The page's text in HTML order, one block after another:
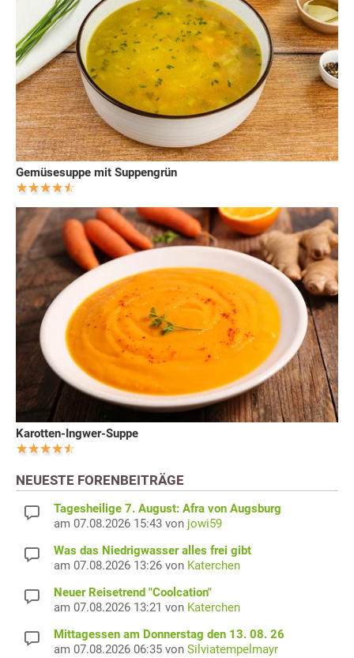
Gemüsesuppe mit Suppengrün
Karotten-Ingwer-Suppe
NEUESTE FORENBEITRÄGE
Tagesheilige 7. August: Afra von Augsburg
am 07.08.2026 15:43 von jowi59
Was das Niedrigwasser alles frei gibt
am 07.08.2026 13:26 von Katerchen
Neuer Reisetrend "Coolcation"
am 07.08.2026 13:21 von Katerchen
Mittagessen am Donnerstag den 13. 08. 26
am 07.08.2026 06:35 von Silviatempelmayr